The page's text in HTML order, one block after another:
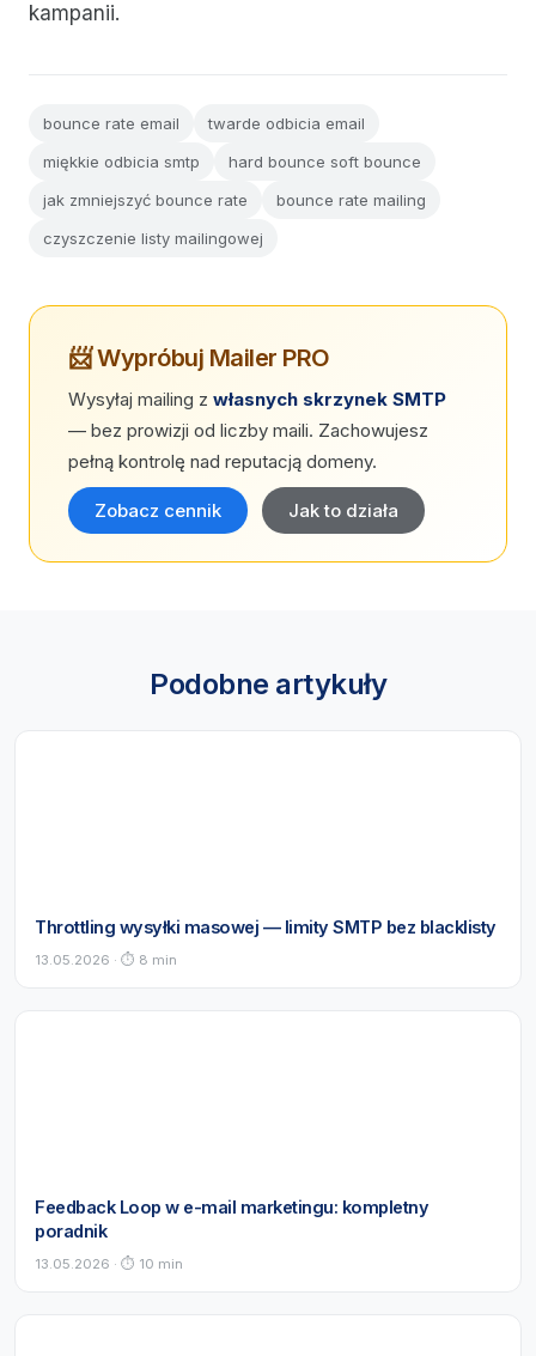
kampanii.
bounce rate email
twarde odbicia email
miękkie odbicia smtp
hard bounce soft bounce
jak zmniejszyć bounce rate
bounce rate mailing
czyszczenie listy mailingowej
📨 Wypróbuj Mailer PRO
Wysyłaj mailing z własnych skrzynek SMTP
— bez prowizji od liczby maili. Zachowujesz
pełną kontrolę nad reputacją domeny.
Zobacz cennik Jak to działa
Podobne artykuły
Throttling wysyłki masowej — limity SMTP bez blacklisty
13.05.2026 · ⏱ 8 min
Feedback Loop w e-mail marketingu: kompletny
poradnik
13.05.2026 · ⏱ 10 min